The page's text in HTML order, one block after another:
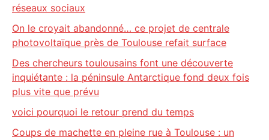
réseaux sociaux
On le croyait abandonné… ce projet de centrale
photovoltaïque près de Toulouse refait surface
Des chercheurs toulousains font une découverte
inquiétante : la péninsule Antarctique fond deux fois
plus vite que prévu
voici pourquoi le retour prend du temps
Coups de machette en pleine rue à Toulouse : un